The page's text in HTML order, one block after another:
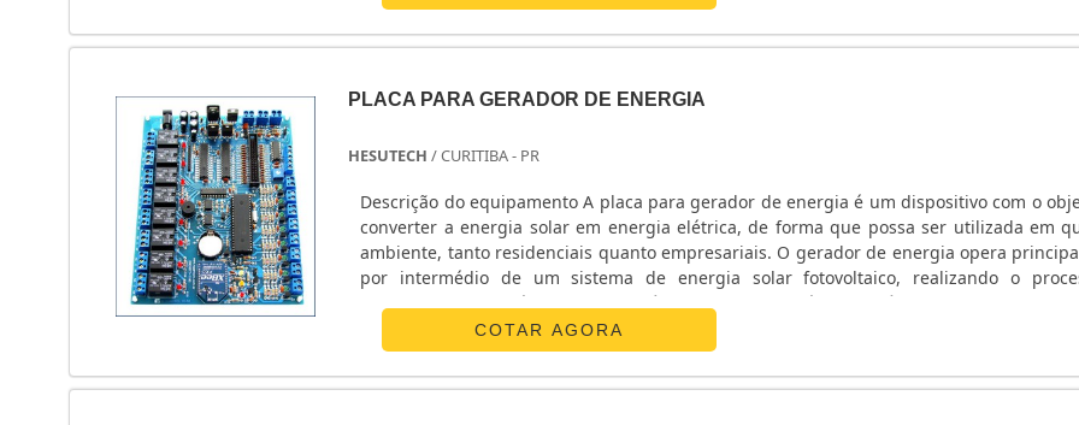
PLACA PARA GERADOR DE ENERGIA
HESUTECH / CURITIBA - PR
Descrição do equipamento A placa para gerador de energia é um dispositivo com o
converter a energia solar em energia elétrica, de forma que possa ser utilizada em
ambiente, tanto residenciais quanto empresariais. O gerador de energia opera
por intermédio de um sistema de energia solar fotovoltaico, realizando o
conversão. Características da placa ótimo custo x benefício; Vida útil pr....
COTAR AGORA